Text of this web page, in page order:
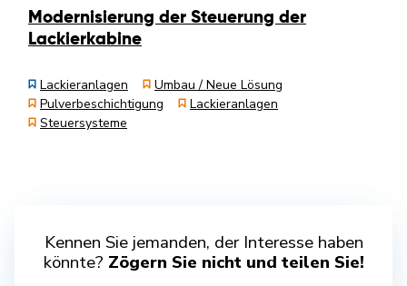
Modernisierung der Steuerung der
Lackierkabine
Lackieranlagen
Umbau / Neue Lösung
Pulverbeschichtigung
Lackieranlagen
Steuersysteme
Kennen Sie jemanden, der Interesse haben
könnte? Zögern Sie nicht und teilen Sie!